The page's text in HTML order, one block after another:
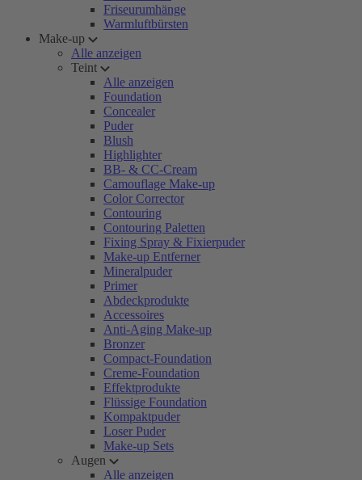
Friseurumhänge
Warmluftbürsten
Make-up
Alle anzeigen
Teint
Alle anzeigen
Foundation
Concealer
Puder
Blush
Highlighter
BB- & CC-Cream
Camouflage Make-up
Color Corrector
Contouring
Contouring Paletten
Fixing Spray & Fixierpuder
Make-up Entferner
Mineralpuder
Primer
Abdeckprodukte
Accessoires
Anti-Aging Make-up
Bronzer
Compact-Foundation
Creme-Foundation
Effektprodukte
Flüssige Foundation
Kompaktpuder
Loser Puder
Make-up Sets
Augen
Alle anzeigen